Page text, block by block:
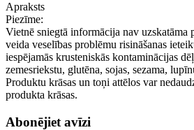
Apraksts
Piezīme:
Vietnē sniegtā informācija nav uzskatāma
veida veselības problēmu risināšanas
iespējamās krusteniskās kontaminācijas
zemesriekstu, glutēna, sojas, sezama,
Produktu krāsas un toņi attēlos var
produkta krāsas.
Abonējiet avīzi